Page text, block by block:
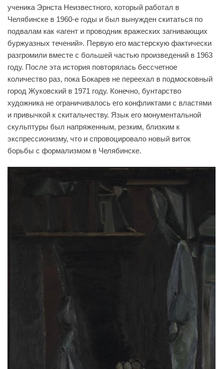
ученика Эрнста Неизвестного, который работал в
Челябинске в 1960-е годы и был вынужден скитаться по
подвалам как «агент и проводник вражеских загнивающих
буржуазных течений». Первую его мастерскую фактически
разгромили вместе с большей частью произведений в 1963
году. После эта история повторялась бессчетное
количество раз, пока Бокарев не переехал в подмосковный
город Жуковский в 1971 году. Конечно, бунтарство
художника не ограничивалось его конфликтами с властями
и привычкой к скитальчеству. Язык его монументальной
скульптуры был напряженным, резким, близким к
экспрессионизму, что и спровоцировало новый виток
борьбы с формализмом в Челябинске.